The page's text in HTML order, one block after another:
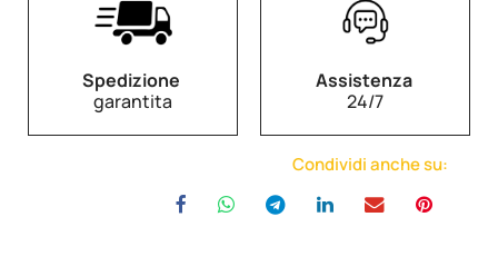
Spedizione
garantita
Assistenza
24/7
Condividi anche su: